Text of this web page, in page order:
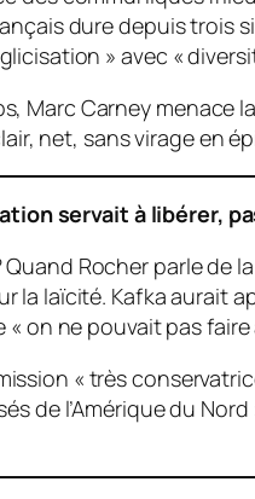
dure depuis trois
» avec «
Marc Carney menace
net, sans virage en
servait à libérer,
Rocher parle de
la laïcité. Kafka aurait
« on ne pouvait pas
« très
de l’Amérique du